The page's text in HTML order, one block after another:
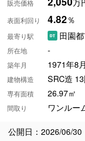
販売価格
表面利回り 4.82％
最寄り駅 田園
所在地 -
築年月 1971年8
建物構造 SRC造
専有面積 26.97㎡
間取り ワンルー
公開日：2026/06/30